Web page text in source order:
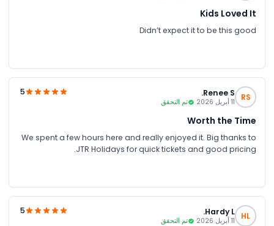
Kids Loved It
Didn’t expect it to be this good
RS
Renee S.
11 أبريل 2026 تم التحقق
5
Worth the Time
We spent a few hours here and really enjoyed it. Big thanks to
JTR Holidays for quick tickets and good pricing.
HL
Hardy L.
11 أبريل 2026 تم التحقق
5